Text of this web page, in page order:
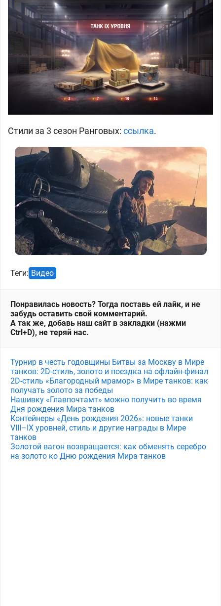
Стили за 3 сезон Ранговых: ссылка.
Теги: Видео
Понравилась новость? Тогда поставь ей лайк, и не
забудь оставить свой комментарий.
А так же, добавь наш сайт в закладки (нажми
Ctrl+D), не теряй нас.
Турнир в честь годовщины Битвы за Москву в Мире
танков: 2D-стиль, золото и поездка на офлайн-финал
2D-стиль «Благородный мрамор» в Мире танков: как
получать золото за победы
Нашивку «Главпочтамт» можно получить во время
Дня рождения Мира танков
Контейнеры «День рождения 2026»: новые танки
VIII–IX уровней, стиль и другие награды в Мире
танков
Золотой вагон возвращается: как обменять серебро
на золото ко Дню рождения Мира танков